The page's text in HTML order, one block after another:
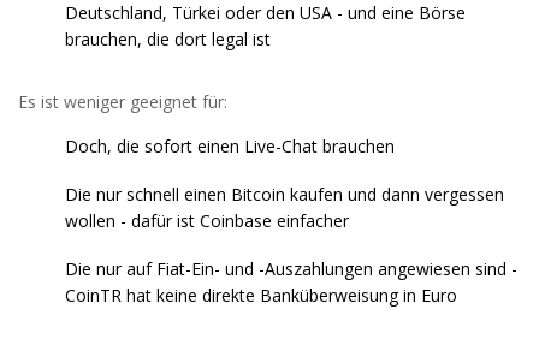
Deutschland, Türkei oder den USA - und eine Börse
brauchen, die dort legal ist
Es ist weniger geeignet für:
Doch, die sofort einen Live-Chat brauchen
Die nur schnell einen Bitcoin kaufen und dann vergessen
wollen - dafür ist Coinbase einfacher
Die nur auf Fiat-Ein- und -Auszahlungen angewiesen sind -
CoinTR hat keine direkte Banküberweisung in Euro